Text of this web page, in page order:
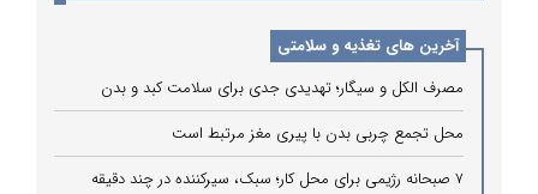
آخرین های تغذیه و سلامتی
مصرف الکل و سیگار؛ تهدیدی جدی برای سلامت کبد و بدن
محل تجمع چربی بدن با پیری مغز مرتبط است
۷ صبحانه رژیمی برای محل کار؛ سبک، سیرکننده در چند دقیقه